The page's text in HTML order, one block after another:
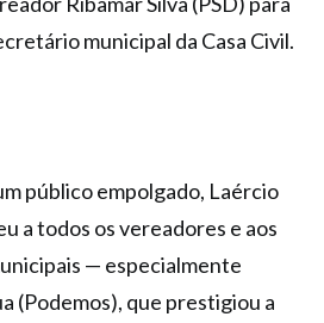
municipal da Casa Civil.
público empolgado, Laércio
a todos os vereadores e aos
— especialmente
(Podemos), que prestigiou a